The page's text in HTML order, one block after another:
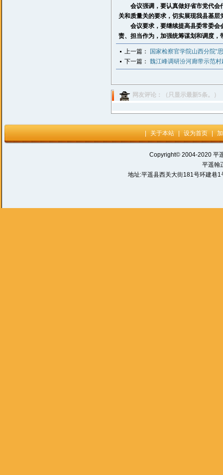
会议强调，要认真做好省市党代会
关和质量关的要求，切实展现我县基
会议要求，要继续提高县委常委会
责、担当作为，加强统筹谋划和调度
上一篇：
国家检察官学院山西分院“
下一篇： 魏江峰调研汾河廊带示范
网友评论：（只显示最新5条。）
关于本站 设为首页
Copyright© 2004-2020 平
平遥翰
地址:平遥县西关大街181号环建